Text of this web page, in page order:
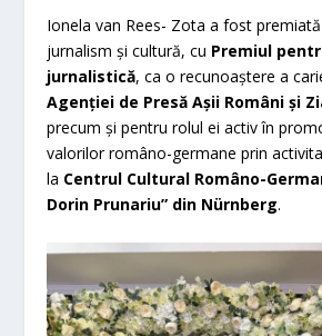
Ionela van Rees- Zota a fost
jurnalism și cultură, cu Premiul
jurnalistică, ca o recunoaștere a
Agenției de Presă Așii Români și
precum și pentru rolul ei activ în
valorilor româno-germane prin
la Centrul Cultural Româno-
Dorin Prunariu” din Nürnberg.